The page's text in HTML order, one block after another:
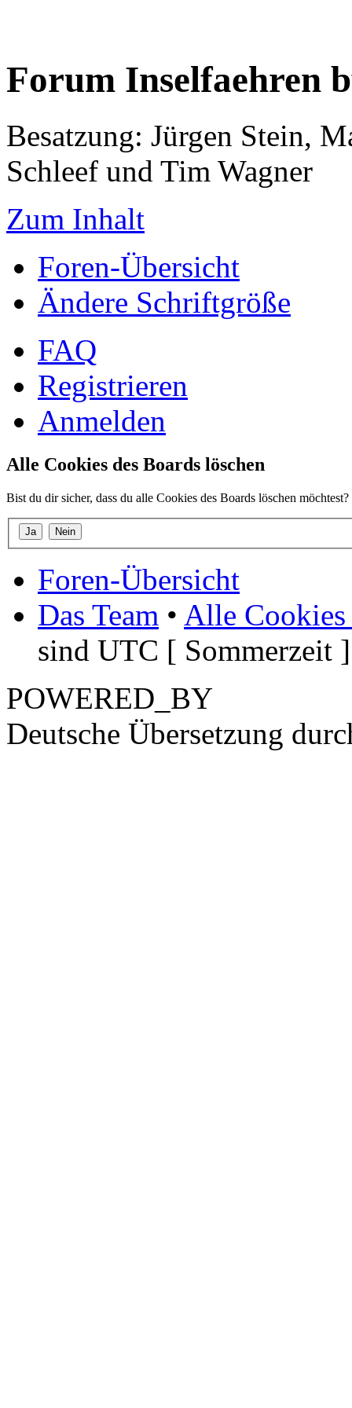
Forum Inselfaehren
Besatzung: Jürgen Stein,
Schleef und Tim Wagner
Zum Inhalt
Foren-Übersicht
Ändere Schriftgröße
FAQ
Registrieren
Anmelden
Alle Cookies des Boards löschen
Bist du dir sicher, dass du alle Cookies des Boards löschen möchtest?
Foren-Übersicht
Das Team • Alle Cookies
sind UTC [ Sommerzeit ]
POWERED_BY
Deutsche Übersetzung